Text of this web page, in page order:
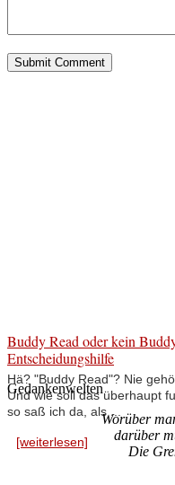
Buddy Read oder kein
Entscheidungshilfe
Hä? "Buddy Read"? Nie
Und wie soll das überhaupt
so saß ich da, als ...
[weiterlesen]
Gedankenwelten
Worüber
darüber
Die